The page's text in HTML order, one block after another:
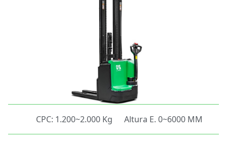
CPC: 1.200~2.000 Kg Altura E. 0~6000 MM